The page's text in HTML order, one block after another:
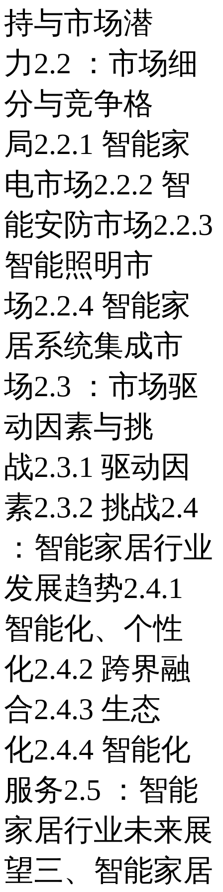
持与市场潜
力 2.2 ：市场细
分与竞争格
局 2.2.1 智能家
电市场 2.2.2 智
能安防市场 2.2.3
智能照明市
场 2.2.4 智能家
居系统集成市
场 2.3 ：市场驱
动因素与挑
战 2.3.1 驱动因
素 2.3.2 挑战 2.4
：智能家居行业
发展趋势 2.4.1
智能化、个性
化 2.4.2 跨界融
合 2.4.3 生态
化 2.4.4 智能化
服务 2.5 ：智能
家居行业未来展
望 三、智能家居